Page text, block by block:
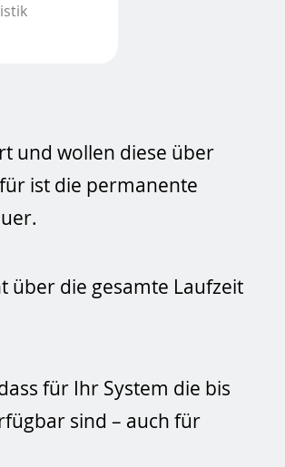
und wollen diese über
ist die permanente
über die gesamte Laufzeit
für Ihr System die bis
sind – auch für